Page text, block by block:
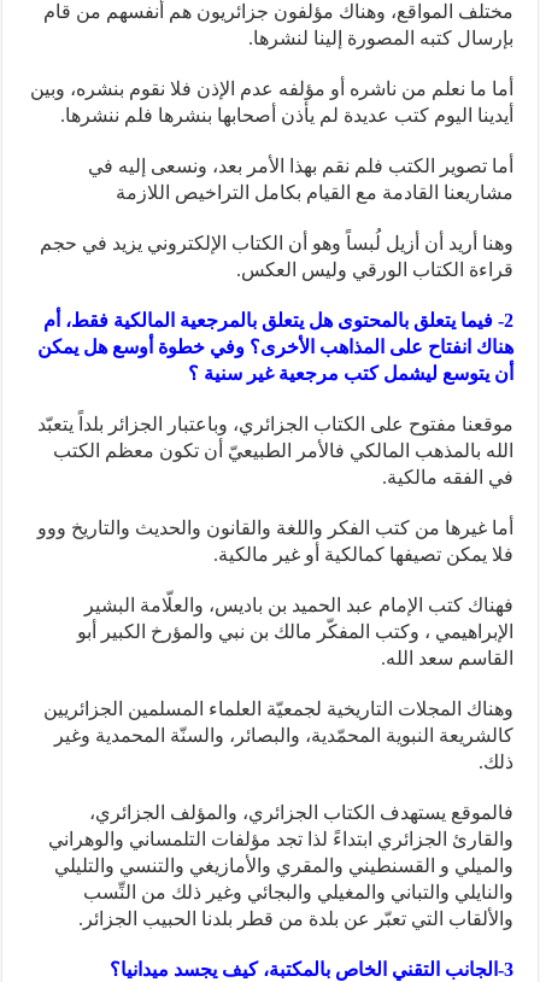
مختلف المواقع، وهناك مؤلفون جزائريون هم أنفسهم من قام
بإرسال كتبه المصورة إلينا لنشرها.
أما ما نعلم من ناشره أو مؤلفه عدم الإذن فلا نقوم بنشره، وبين
أيدينا اليوم كتب عديدة لم يأذن أصحابها بنشرها فلم ننشرها.
أما تصوير الكتب فلم نقم بهذا الأمر بعد، ونسعى إليه في
مشاريعنا القادمة مع القيام بكامل التراخيص اللازمة
وهنا أريد أن أزيل لُبساً وهو أن الكتاب الإلكتروني يزيد في حجم
قراءة الكتاب الورقي وليس العكس.
2- فيما يتعلق بالمحتوى هل يتعلق بالمرجعية المالكية فقط، أم
هناك انفتاح على المذاهب الأخرى؟ وفي خطوة أوسع هل يمكن
أن يتوسع ليشمل كتب مرجعية غير سنية ؟
موقعنا مفتوح على الكتاب الجزائري، وباعتبار الجزائر بلداً يتعبّد
الله بالمذهب المالكي فالأمر الطبيعيّ أن تكون معظم الكتب
في الفقه مالكية.
أما غيرها من كتب الفكر واللغة والقانون والحديث والتاريخ ووو
فلا يمكن تصيفها كمالكية أو غير مالكية.
فهناك كتب الإمام عبد الحميد بن باديس، والعلّامة البشير
الإبراهيمي ، وكتب المفكّر مالك بن نبي والمؤرخ الكبير أبو
القاسم سعد الله.
وهناك المجلات التاريخية لجمعيّة العلماء المسلمين الجزائريين
كالشريعة النبوية المحمّدية، والبصائر، والسنّة المحمدية وغير
ذلك.
فالموقع يستهدف الكتاب الجزائري، والمؤلف الجزائري،
والقارئ الجزائري ابتداءً لذا تجد مؤلفات التلمساني والوهراني
والميلي و القسنطيني والمقري والأمازيغي والتنسي والتليلي
والنايلي والتباني والمغيلي والبجائي وغير ذلك من النِّسب
والألقاب التي تعبّر عن بلدة من قطر بلدنا الحبيب الجزائر.
3-الجانب التقني الخاص بالمكتبة، كيف يجسد ميدانيا؟